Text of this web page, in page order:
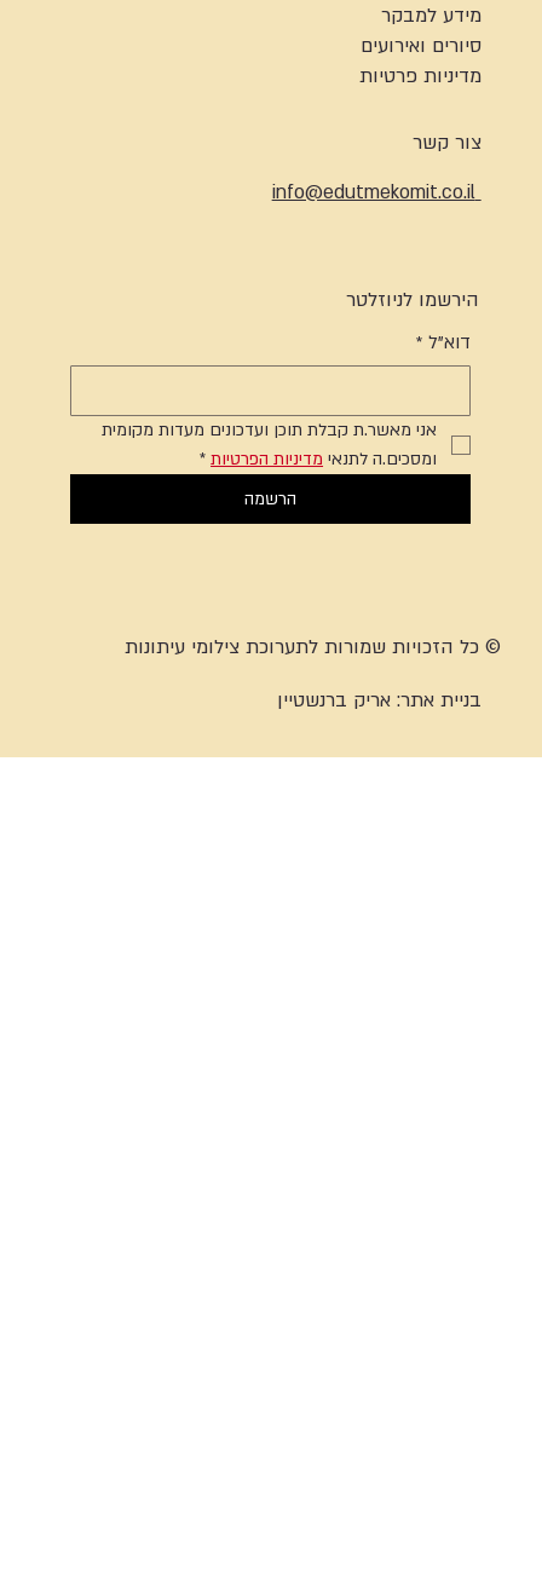
מידע למבקר
סיורים ואירועים
מדיניות פרטיות
צור קשר
info@edutmekomit.co.il
הירשמו לניוזלטר
דוא"ל *
אני מאשר.ת קבלת תוכן ועדכונים מעדות מקומית
ומסכים.ה לתנאי מדיניות הפרטיות *
הרשמה
© כל הזכויות שמורות לתערוכת צילומי עיתונות
בניית אתר:אריק ברנשטיין